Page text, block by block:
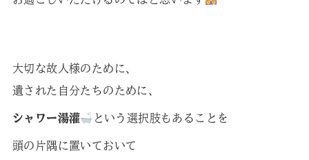
大切な故人様のために、
遺された自分たちのために、
シャワー湯灌 という選択肢もあることを
頭の片隅に置いておいて